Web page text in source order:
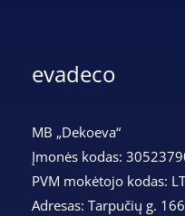
evadeco
MB „Dekoeva“
Įmonės kodas:
PVM mokėtojo kodas:
Adresas: Tarpučių g.